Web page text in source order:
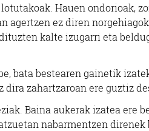
Hauen ondorioak,
agertzen ez diren
kalte izugarri eta
bata bestearen gainetik
zahartzaroan ere guztiz
Baina aukerak izatea ere
nabarmentzen direnek